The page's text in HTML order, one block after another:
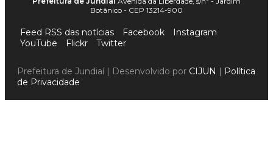
Botânico - CEP 13214-900
Feed RSS das notícias Facebook
Instagram
YouTube
Flickr Twitter
Prefeitura de Jundiaí | Desenvolvido por CIJUN | Política
de Privacidade